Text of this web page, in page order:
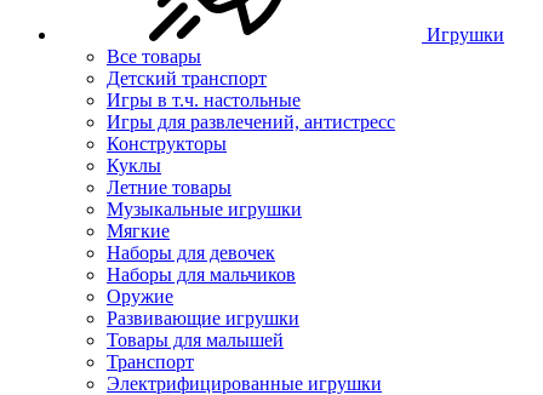
Игрушки
Все товары
Детский транспорт
Игры в т.ч. настольные
Игры для развлечений, антистресс
Конструкторы
Куклы
Летние товары
Музыкальные игрушки
Мягкие
Наборы для девочек
Наборы для мальчиков
Оружие
Развивающие игрушки
Товары для малышей
Транспорт
Электрифицированные игрушки